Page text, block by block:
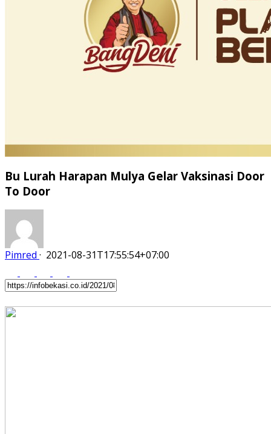
Bu Lurah Harapan Mulya Gelar Vaksinasi Door
To Door
Pimred · 2021-08-31T17:55:54+07:00